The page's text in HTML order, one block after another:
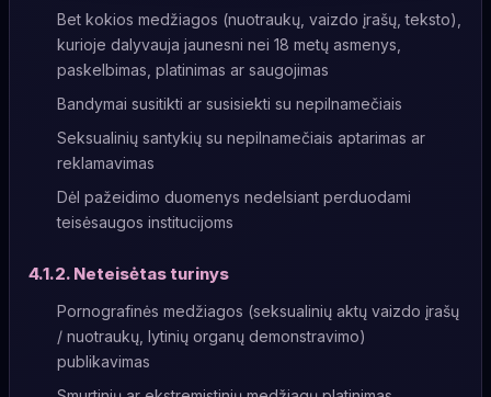
Bet kokios medžiagos (nuotraukų, vaizdo įrašų, teksto),
kurioje dalyvauja jaunesni nei 18 metų asmenys,
paskelbimas, platinimas ar saugojimas
Bandymai susitikti ar susisiekti su nepilnamečiais
Seksualinių santykių su nepilnamečiais aptarimas ar
reklamavimas
Dėl pažeidimo duomenys nedelsiant perduodami
teisėsaugos institucijoms
4.1.2. Neteisėtas turinys
Pornografinės medžiagos (seksualinių aktų vaizdo įrašų
/ nuotraukų, lytinių organų demonstravimo)
publikavimas